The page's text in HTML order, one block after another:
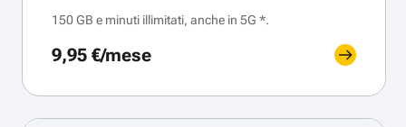
150 GB e minuti illimitati, anche in 5G *.
9,95 €/mese